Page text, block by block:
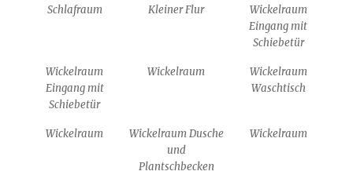
Schlafraum Kleiner Flur
Wickelraum
Eingang mit
Schiebetür
Wickelraum
Eingang mit
Schiebetür
Wickelraum
Wickelraum
Waschtisch
Wickelraum
Wickelraum Dusche
und
Plantschbecken
Wickelraum